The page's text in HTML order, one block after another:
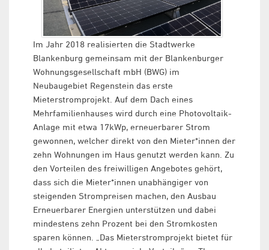
Im Jahr 2018 realisierten die Stadtwerke
Blankenburg gemeinsam mit der Blankenburger
Wohnungsgesellschaft mbH (BWG) im
Neubaugebiet Regenstein das erste
Mieterstromprojekt. Auf dem Dach eines
Mehrfamilienhauses wird durch eine Photovoltaik-
Anlage mit etwa 17kWp, erneuerbarer Strom
gewonnen, welcher direkt von den Mieter*innen der
zehn Wohnungen im Haus genutzt werden kann. Zu
den Vorteilen des freiwilligen Angebotes gehört,
dass sich die Mieter*innen unabhängiger von
steigenden Strompreisen machen, den Ausbau
Erneuerbarer Energien unterstützen und dabei
mindestens zehn Prozent bei den Stromkosten
sparen können. „Das Mieterstromprojekt bietet für